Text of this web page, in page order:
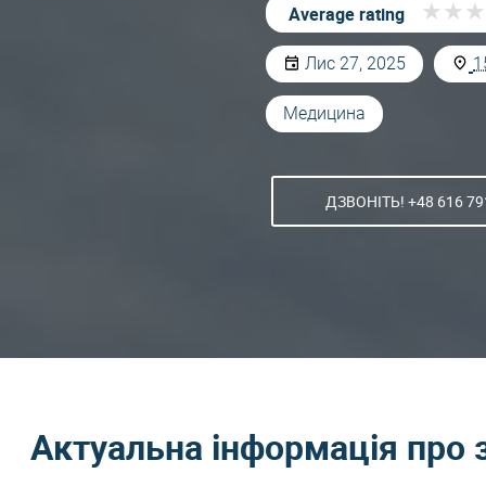
Average rating ★ ★ ★
★ ★ ★
Лис 27, 2025
Медицина
ДЗВОНІТЬ! +48 616
Актуальна інформація про